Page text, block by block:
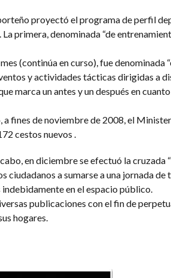
proyectó el programa de perfil
primera, denominada “de
(continúa en curso), fue denominada
y actividades tácticas dirigidas a
marca un antes y un después en
a fines de noviembre de 2008, el
cestos nuevos .
en diciembre se efectuó la cruzada
ciudadanos a sumarse a una jornada
en el espacio público.
publicaciones con el fin de
hogares.